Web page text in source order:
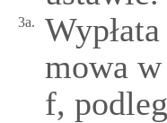
3a.
mowa w
f,